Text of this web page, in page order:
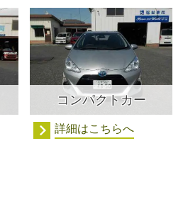
コンパクトカー
詳細はこちらへ